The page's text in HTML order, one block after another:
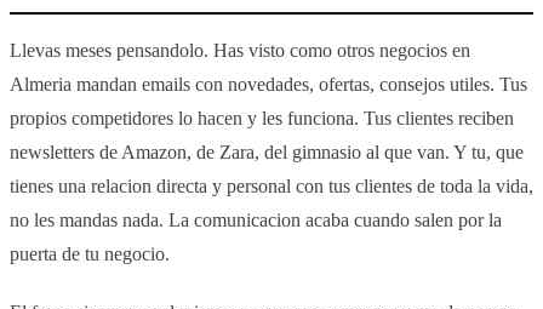
Llevas meses pensandolo. Has visto como otros negocios en
Almeria mandan emails con novedades, ofertas, consejos utiles. Tus
propios competidores lo hacen y les funciona. Tus clientes reciben
newsletters de Amazon, de Zara, del gimnasio al que van. Y tu, que
tienes una relacion directa y personal con tus clientes de toda la vida,
no les mandas nada. La comunicacion acaba cuando salen por la
puerta de tu negocio.